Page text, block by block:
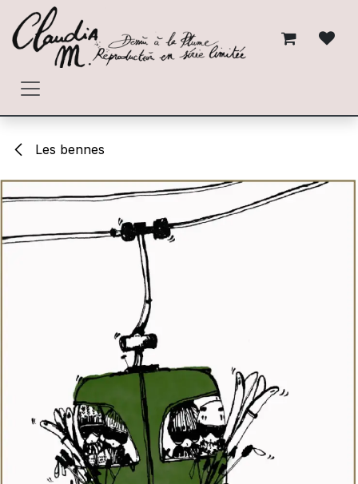
Se rendre au contenu
Les bennes